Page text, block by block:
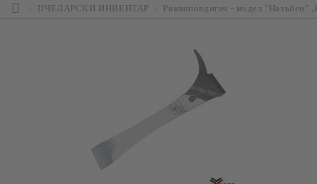
ПЧЕЛАРСКИ ИНВЕНТАР Рамкоповдигач - модел "Назъбен"